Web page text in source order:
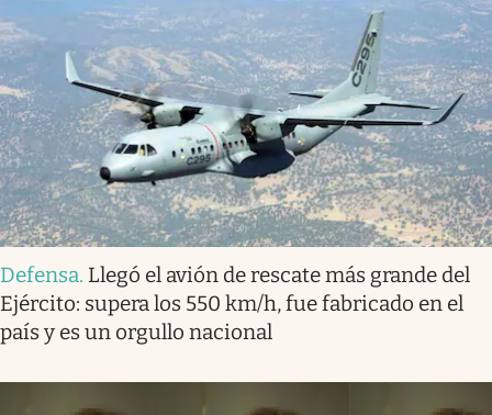
Defensa. Llegó el avión de rescate más grande del
Ejército: supera los 550 km/h, fue fabricado en el
país y es un orgullo nacional